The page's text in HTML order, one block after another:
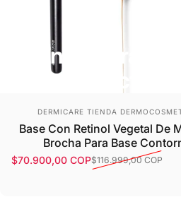
¡Encuentra
productos
Proveedor:
DERMICARE TIENDA
Base Con Retinol Vegetal De
Brocha Para Base
Precio de oferta
$70.900,00 COP
Precio habitual $116.999,00 COP